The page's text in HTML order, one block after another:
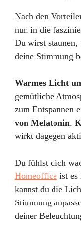
Nach den
nun in die
Du wirst staunen,
deine Stimmung
Warmes Licht
gemütliche
zum Entspannen
von Melatonin.
wirkt dagegen
Du fühlst dich
Homeoffice ist es
kannst du die
Stimmung
deiner